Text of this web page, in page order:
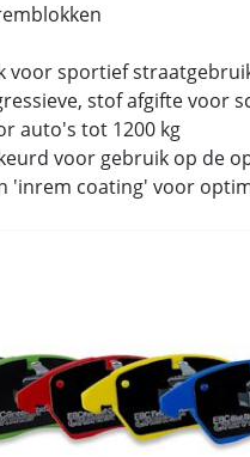
voor sportief
stof afgifte voor
auto's tot 1200 kg
voor gebruik op de
'inrem coating' voor